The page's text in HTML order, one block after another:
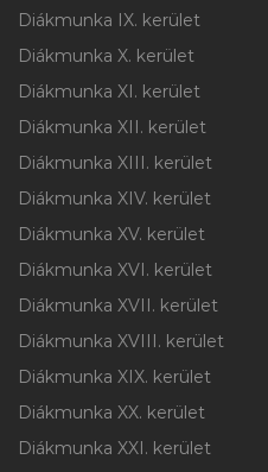
Diákmunka IX. kerület
Diákmunka X. kerület
Diákmunka XI. kerület
Diákmunka XII. kerület
Diákmunka XIII. kerület
Diákmunka XIV. kerület
Diákmunka XV. kerület
Diákmunka XVI. kerület
Diákmunka XVII. kerület
Diákmunka XVIII. kerület
Diákmunka XIX. kerület
Diákmunka XX. kerület
Diákmunka XXI. kerület